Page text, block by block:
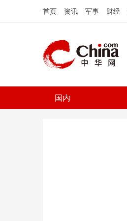
首页 资讯 军事 财经
国内